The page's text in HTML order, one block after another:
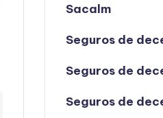
Sacalm
Seguros de
Seguros de
Seguros de